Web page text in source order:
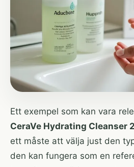
Ett exempel som kan vara
CeraVe Hydrating Cleanser
ett måste att välja just den
den kan fungera som en